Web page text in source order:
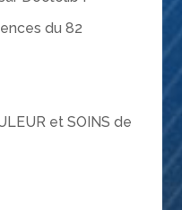
du 82
et SOINS de